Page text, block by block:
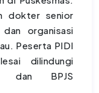
dokter senior
organisasi
Peserta PIDI
dilindungi
dan BPJS